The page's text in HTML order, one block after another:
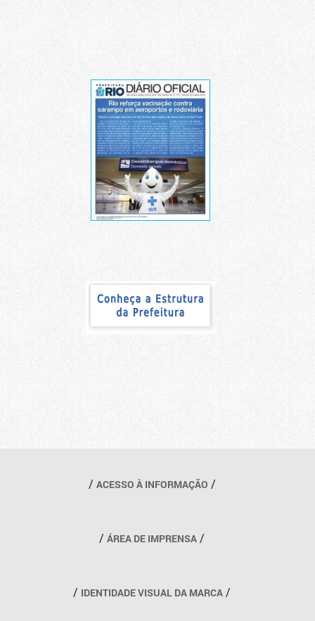
Outros links
ACESSO À INFORMAÇÃO
ÁREA DE IMPRENSA
IDENTIDADE VISUAL DA MARCA